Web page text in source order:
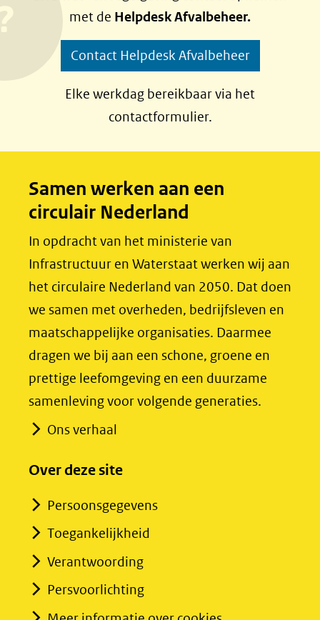
o
p
F
b
o
k
(opent
naar
een
andere
website)
o
p
L
e
I
n
(opent
naar
een
andere
website)
met de Helpdesk Afvalbeheer.
Contact Helpdesk Afvalbeheer
Elke werkdag bereikbaar via het
contactformulier.
Samen werken aan een
circulair Nederland
In opdracht van het ministerie van
Infrastructuur en Waterstaat werken wij aan
het circulaire Nederland van 2050. Dat doen
we samen met overheden, bedrijfsleven en
maatschappelijke organisaties. Daarmee
dragen we bij aan een schone, groene en
prettige leefomgeving en een duurzame
samenleving voor volgende generaties.
Ons verhaal
Over deze site
Persoonsgegevens
Toegankelijkheid
Verantwoording
Persvoorlichting